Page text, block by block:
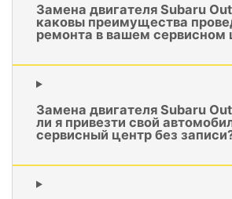
Замена двигателя Subaru
каковы преимущества
ремонта в вашем сервисном
Замена двигателя Subaru
ли я привезти свой
сервисный центр без